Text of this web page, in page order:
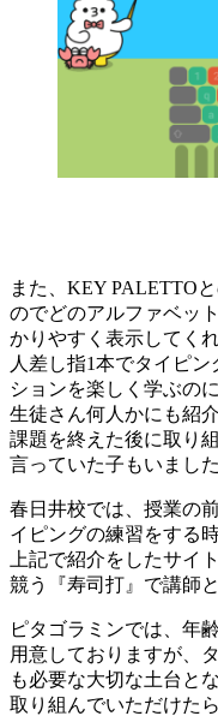
また、KEY PALETTO
のでどのアルファベッ
かりやすく表示してくれ
人差し指1本でタイピ
ションを楽しく学ぶの
生徒さん何人かにも紹
課題を終えた後に取り
言っていた子もいまし
春日井校では、授業の
イピングの練習をする
上記で紹介をしたサイ
競う『寿司打』で講師
ピタゴラミンでは、年
用意しておりますが、
も必要な大切な土台と
取り組んでいただけた